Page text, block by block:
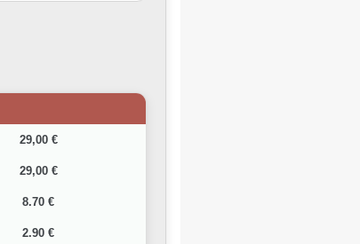
29,00 €
29,00 €
8.70 €
2.90 €